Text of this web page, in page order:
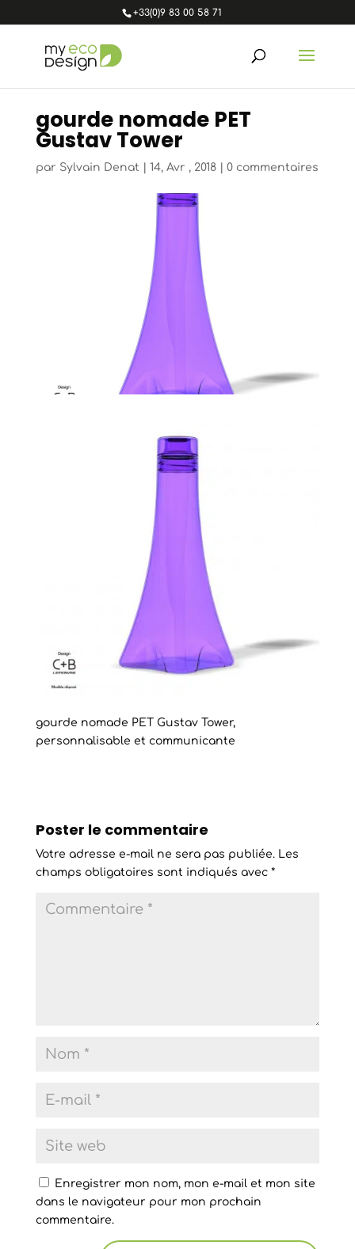
+33(0)9 83 00 58 71
gourde nomade PET
Gustav Tower
par Sylvain Denat 14, Avr , 2018| 0 commentaires
gourde nomade PET Gustav Tower,
personnalisable et communicante
Poster le commentaire
Votre adresse e-mail ne sera pas publiée. Les
champs obligatoires sont indiqués avec *
Enregistrer mon nom, mon e-mail et mon site
dans le navigateur pour mon prochain
commentaire.